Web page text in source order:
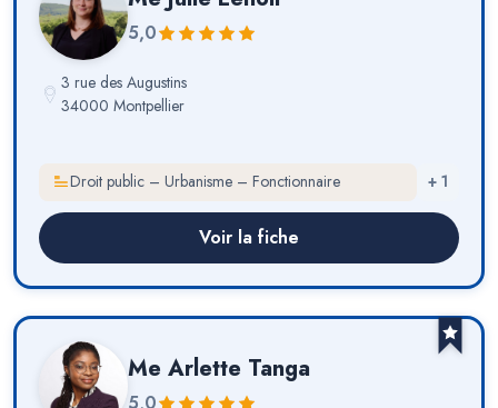
5,0
3 rue des Augustins
34000 Montpellier
Droit public – Urbanisme – Fonctionnaire + 1
Voir la fiche
Me Arlette Tanga